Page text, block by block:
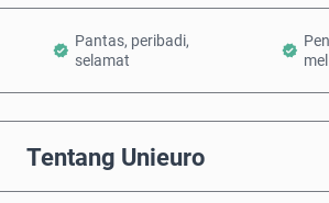
Pantas, peribadi,
selamat
mel
Tentang Unieuro